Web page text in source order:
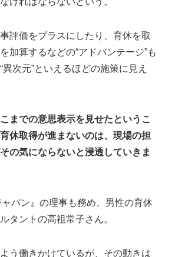
評価をプラスにしたり、育休を取
加算するなどの“アドバンテージ”も
次元”といえるほどの施策に見え
までの意思表示を見せたというこ
休取得が進まないのは、現場の担
の気にならないと浸透していきま
パン』の理事も務め、男性の育休
タントの高祖常子さん。
う働きかけているが、その動きは